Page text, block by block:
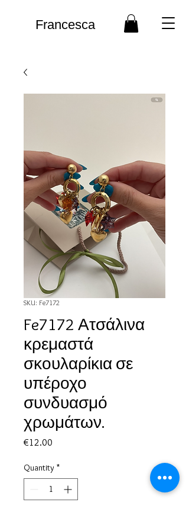
Francesca
SKU: Fe7172
Fe7172 Ατσάλινα
κρεμαστά
σκουλαρίκια σε
υπέροχο
συνδυασμό
χρωμάτων.
€12.00
Quantity *